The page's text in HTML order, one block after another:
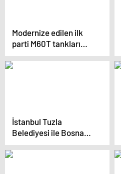
Modernize edilen ilk
parti M60T tankları
Kara Kuvvetleri
Komutanlığı’na teslim
İstanbul Tuzla
Belediyesi ile Bosna
Hersek Tuzla
Belediyesi Arasında İş